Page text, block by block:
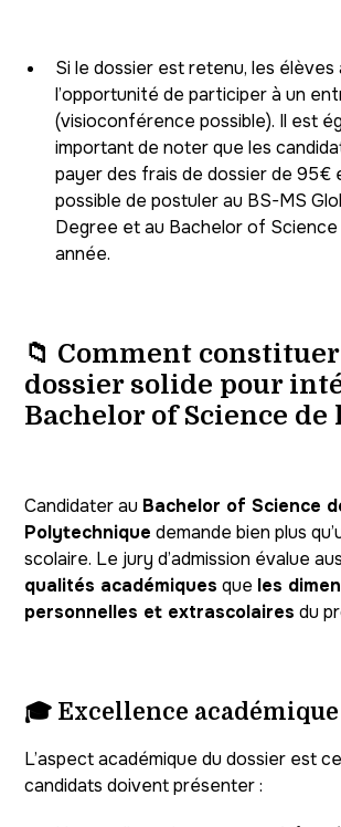
Si le dossier est retenu, les élèves
l’opportunité de participer à un
(visioconférence possible). Il est
important de noter que les
payer des frais de dossier de 95€
possible de postuler au BS-MS
Degree et au Bachelor of Science
année.
📁 Comment
dossier solide pour
Bachelor of Science de
Candidater au Bachelor of Science
Polytechnique demande bien plus
scolaire. Le jury d’admission évalue
qualités académiques que les
personnelles et extrascolaires du
🎓 Excellence
L’aspect académique du dossier est
candidats doivent présenter :